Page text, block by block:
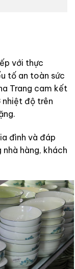
với thực
tố an toàn sức
Trang cam kết
nhiệt độ trên
đình và đáp
hàng, khách